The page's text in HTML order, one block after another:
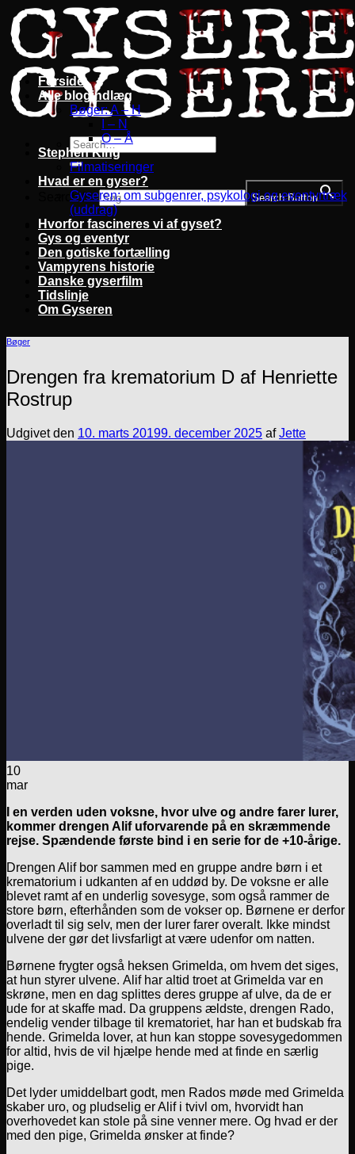
Fortsæt
til
indhold
Search for: Search Button
Forside
Alle blogindlæg
Bøger: A – H
I – N
O – Å
Stephen King
Filmatiseringer
Hvad er en gyser?
Gyseren: om subgenrer, psykologi og eventyrtræk
(uddrag)
Hvorfor fascineres vi af gyset?
Gys og eventyr
Den gotiske fortælling
Vampyrens historie
Danske gyserfilm
Tidslinje
Om Gyseren
Bøger
Drengen fra krematorium D af Henriette
Rostrup
Udgivet den 10. marts 20199. december 2025 afJette
10
mar
I en verden uden voksne, hvor ulve og andre farer lurer,
kommer drengen Alif uforvarende på en skræmmende
rejse. Spændende første bind i en serie for de +10-årige.
Drengen Alif bor sammen med en gruppe andre børn i et
krematorium i udkanten af en uddød by. De voksne er alle
blevet ramt af en underlig sovesyge, som også rammer de
store børn, efterhånden som de vokser op. Børnene er derfor
overladt til sig selv, men der lurer farer overalt. Ikke mindst
ulvene der gør det livsfarligt at være udenfor om natten.
Børnene frygter også heksen Grimelda, om hvem det siges,
at hun styrer ulvene. Alif har altid troet at Grimelda var en
skrøne, men en dag splittes deres gruppe af ulve, da de er
ude for at skaffe mad. Da gruppens ældste, drengen Rado,
endelig vender tilbage til krematoriet, har han et budskab fra
hende. Grimelda lover, at hun kan stoppe sovesygedommen
for altid, hvis de vil hjælpe hende med at finde en særlig
pige.
Det lyder umiddelbart godt, men Rados møde med Grimelda
skaber uro, og pludselig er Alif i tvivl om, hvorvidt han
overhovedet kan stole på sine venner mere. Og hvad er der
med den pige, Grimelda ønsker at finde?